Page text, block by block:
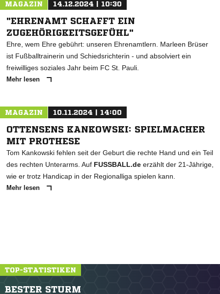
MAGAZIN 14.12.2024 | 10:30
"EHRENAMT SCHAFFT EIN
ZUGEHÖRIGKEITSGEFÜHL"
Ehre, wem Ehre gebührt: unseren Ehrenamtlern. Marleen Brüser
ist Fußballtrainerin und Schiedsrichterin - und absolviert ein
freiwilliges soziales Jahr beim FC St. Pauli.
Mehr lesen
MAGAZIN 10.11.2024 | 14:00
OTTENSENS KANKOWSKI: SPIELMACHER
MIT PROTHESE
Tom Kankowski fehlen seit der Geburt die rechte Hand und ein Teil
des rechten Unterarms. Auf FUSSBALL.de erzählt der 21-Jährige,
wie er trotz Handicap in der Regionalliga spielen kann.
Mehr lesen
TOP-STATISTIKEN
BESTER STURM